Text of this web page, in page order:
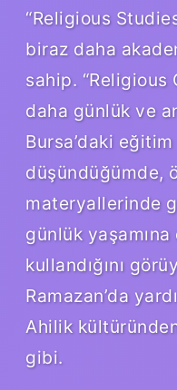
“Religious
biraz daha
sahip. “Religious
daha günlük ve
Bursa’daki eğitim
düşündüğümde,
materyallerinde
günlük
kullandığını
Ramazan’da
Ahilik
gibi.